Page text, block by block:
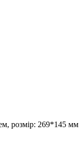
розмір: 269*145 мм